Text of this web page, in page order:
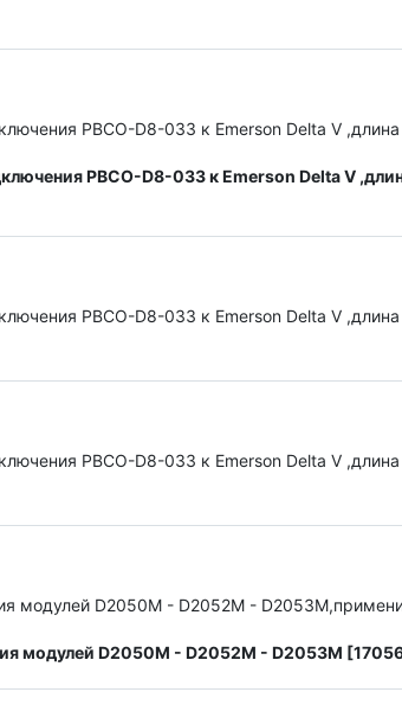
PBCO-D8-033 к Emerson Delta V
PBCO-D8-033 к Emerson Delta V
PBCO-D8-033 к Emerson Delta V
PBCO-D8-033 к Emerson Delta V
модулей D2050M - D2052M -
модулей D2050M - D2052M - D2053M